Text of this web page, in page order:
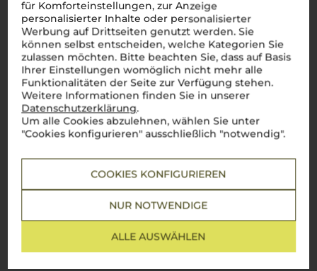
für Komforteinstellungen, zur Anzeige
personalisierter Inhalte oder personalisierter
Werbung auf Drittseiten genutzt werden. Sie
können selbst entscheiden, welche Kategorien Sie
zulassen möchten. Bitte beachten Sie, dass auf Basis
Ihrer Einstellungen womöglich nicht mehr alle
Funktionalitäten der Seite zur Verfügung stehen.
Weitere Informationen finden Sie in unserer
Datenschutzerklärung.
Um alle Cookies abzulehnen, wählen Sie unter
"Cookies konfigurieren" ausschließlich "notwendig".
COOKIES KONFIGURIEREN
NUR NOTWENDIGE
ALLE AUSWÄHLEN